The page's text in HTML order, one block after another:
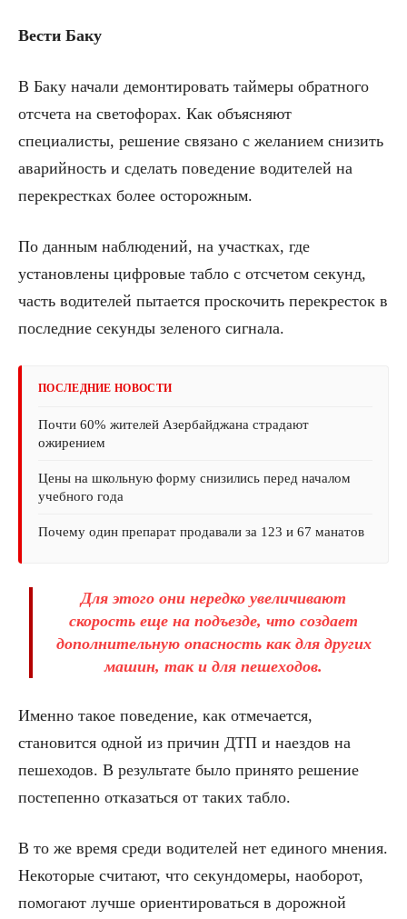
Вести Баку
В Баку начали демонтировать таймеры обратного
отсчета на светофорах. Как объясняют
специалисты, решение связано с желанием снизить
аварийность и сделать поведение водителей на
перекрестках более осторожным.
По данным наблюдений, на участках, где
установлены цифровые табло с отсчетом секунд,
часть водителей пытается проскочить перекресток в
последние секунды зеленого сигнала.
ПОСЛЕДНИЕ НОВОСТИ
Почти 60% жителей Азербайджана страдают
ожирением
Цены на школьную форму снизились перед началом
учебного года
Почему один препарат продавали за 123 и 67 манатов
Для этого они нередко увеличивают
скорость еще на подъезде, что создает
дополнительную опасность как для других
машин, так и для пешеходов.
Именно такое поведение, как отмечается,
становится одной из причин ДТП и наездов на
пешеходов. В результате было принято решение
постепенно отказаться от таких табло.
В то же время среди водителей нет единого мнения.
Некоторые считают, что секундомеры, наоборот,
помогают лучше ориентироваться в дорожной